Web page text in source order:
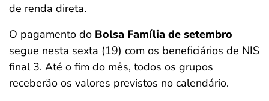
de renda direta.
O pagamento do Bolsa Família de setembro
segue nesta sexta (19) com os beneficiários de NIS
final 3. Até o fim do mês, todos os grupos
receberão os valores previstos no calendário.